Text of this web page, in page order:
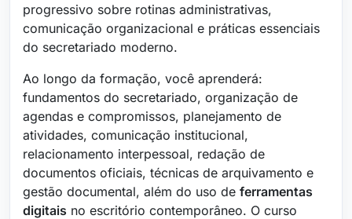
progressivo sobre rotinas administrativas,
comunicação organizacional e práticas essenciais
do secretariado moderno.
Ao longo da formação, você aprenderá:
fundamentos do secretariado, organização de
agendas e compromissos, planejamento de
atividades, comunicação institucional,
relacionamento interpessoal, redação de
documentos oficiais, técnicas de arquivamento e
gestão documental, além do uso de ferramentas
digitais no escritório contemporâneo. O curso